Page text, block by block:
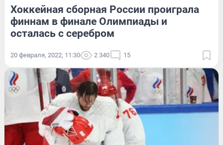
Хоккейная сборная России проиграла
финнам в финале Олимпиады и
осталась с серебром
20 февраля, 2022, 11:30 2 340 15